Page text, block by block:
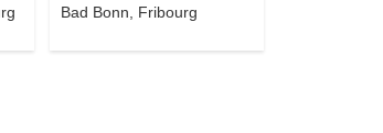
Bad Bonn, Fribourg